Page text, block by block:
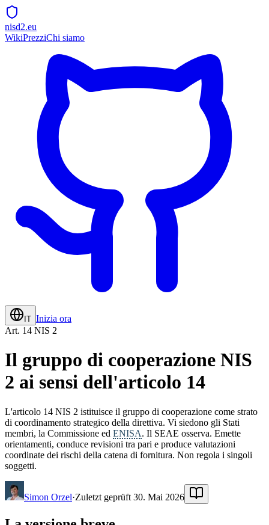
nisd2.eu
WikiPrezziChi siamo
IT Inizia ora
Art. 14 NIS 2
Il gruppo di cooperazione NIS
2 ai sensi dell'articolo 14
L'articolo 14 NIS 2 istituisce il gruppo di cooperazione come strato
di coordinamento strategico della direttiva. Vi siedono gli Stati
membri, la Commissione ed ENISA. Il SEAE osserva. Emette
orientamenti, conduce revisioni tra pari e produce valutazioni
coordinate dei rischi della catena di fornitura. Non regola i singoli
soggetti.
Simon Orzel·Zuletzt geprüft 30. Mai 2026